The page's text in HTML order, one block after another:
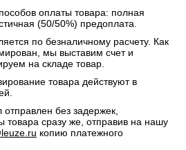
оплаты товара: полная
(50/50%) предоплата.
по безналичному расчету. Как
мы выставим счет и
на складе товар.
товара действуют в
без задержек,
товара сразу же, отправив на нашу
копию платежного